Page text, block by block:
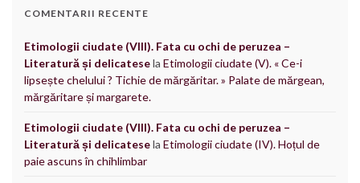
COMENTARII RECENTE
Etimologii ciudate (VIII). Fata cu ochi de peruzea –
Literatură și delicatesela Etimologii ciudate (V). « Ce-i
lipsește chelului ? Tichie de mărgăritar. » Palate de mărgean,
mărgăritare și margarete.
Etimologii ciudate (VIII). Fata cu ochi de peruzea –
Literatură și delicatesela Etimologii ciudate (IV). Hoțul de
paie ascuns în chihlimbar